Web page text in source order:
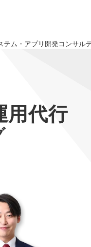
キトルくん』
ん』
リトルくん』
ん』
長』
ル』
トル』
テム・アプリ開発コンサル
用代行